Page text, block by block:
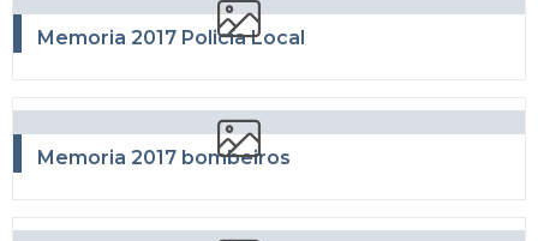
Memoria 2017 Policía Local
Memoria 2017 bombeiros